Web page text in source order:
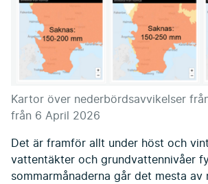
Kartor över nederbördsavvikelser
från 6 April 2026
Det är framför allt under höst och
vattentäkter och grundvattennivåer
sommarmånaderna går det mesta av